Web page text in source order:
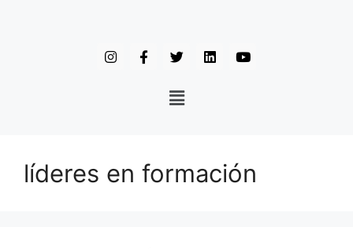
líderes en formación